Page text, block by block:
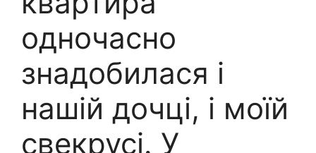
одночасно
знадобилася і
нашій дочці, і моїй
свекрусі. У